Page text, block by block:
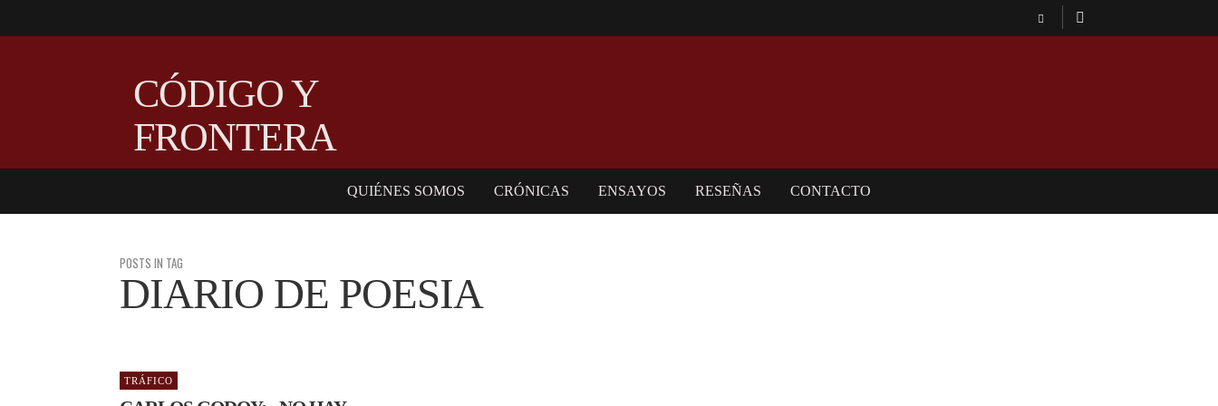
CÓDIGO Y
FRONTERA
QUIÉNES SOMOS CRÓNICAS ENSAYOS RESEÑAS CONTACTO
POSTS IN TAG
DIARIO DE POESIA
TRÁFICO